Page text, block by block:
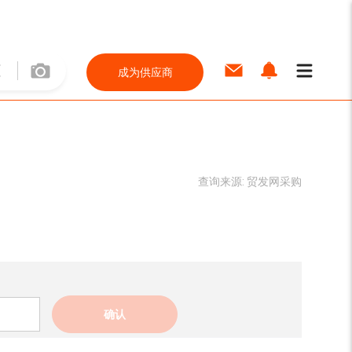
成为供应商
查询来源: 贸发网采购
确认